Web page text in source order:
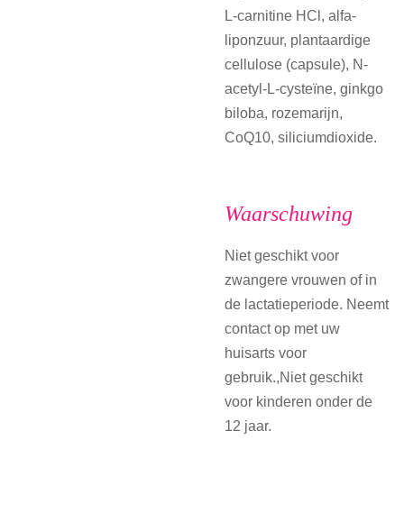
L-carnitine HCl, alfa-
liponzuur, plantaardige
cellulose (capsule), N-
acetyl-L-cysteïne, ginkgo
biloba, rozemarijn,
CoQ10, siliciumdioxide.
Waarschuwing
Niet geschikt voor
zwangere vrouwen of in
de lactatieperiode. Neemt
contact op met uw
huisarts voor
gebruik.,Niet geschikt
voor kinderen onder de
12 jaar.